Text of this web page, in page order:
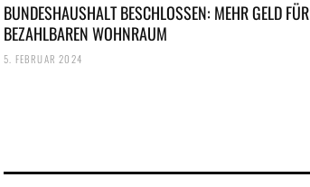
BUNDESHAUSHALT BESCHLOSSEN: MEHR GELD FÜR
BEZAHLBAREN WOHNRAUM
5. FEBRUAR 2024